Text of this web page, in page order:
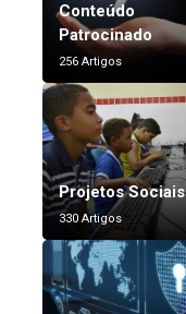
Conteúdo
Patrocinado
256 Artigos
Projetos Sociais
330 Artigos